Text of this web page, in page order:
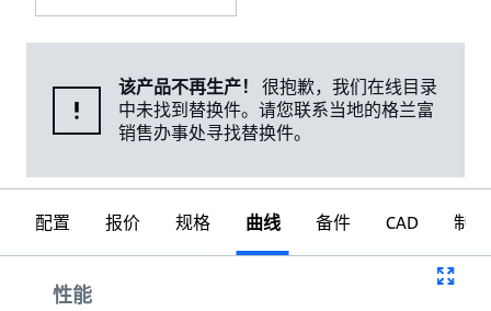
该产品不再生产！
很抱歉，我们在线目录
中未找到替换件。请您联系当地的格兰富
销售办事处寻找替换件。
配置 报价 规格 曲线 备件 CAD 制图
性能